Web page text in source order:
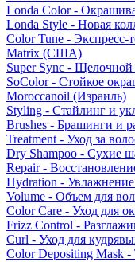
Londa Color -
Londa Style - Новая
Color Tune - Экспресс-
Matrix (США)
Super Sync - Щелочной
SoColor - Стойкое
Moroccanoil (Израиль)
Styling - Стайлинг и
Brushes - Брашинги и
Treatment - Уход за
Dry Shampoo - Сухие
Repair -
Hydration -
Volume - Объем для
Color Care - Уход для
Frizz Control -
Curl - Уход для
Color Depositing Mask